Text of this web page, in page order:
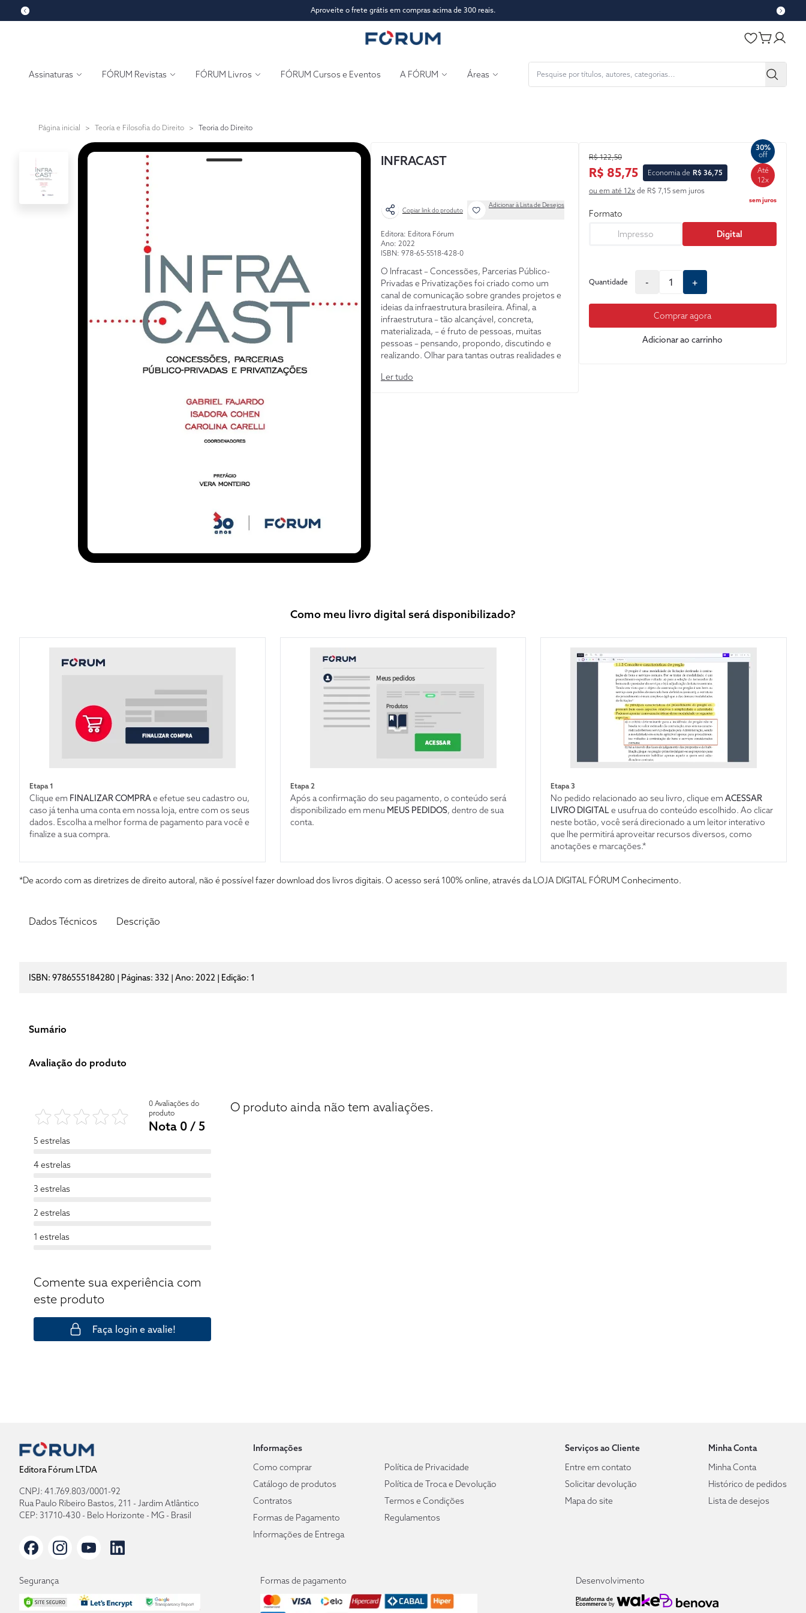
Aproveite o frete grátis em compras acima de 300 reais.
Assinaturas FÓRUM Revistas FÓRUM Livros FÓRUM Cursos e Eventos A FÓRUM Áreas
Página inicial > Teoría e Filosofia do Direito > Teoria do Direito
INFRACAST
Copiar link do produto
Adicionar à Lista de Desejos
Editora: Editora Fórum
Ano: 2022
ISBN: 978-65-5518-428-0
O Infracast – Concessões, Parcerias Público-
Privadas e Privatizações foi criado como um
canal de comunicação sobre grandes projetos e
ideias da infraestrutura brasileira. Afinal, a
infraestrutura – tão alcançável, concreta,
materializada, – é fruto de pessoas, muitas
pessoas – pensando, propondo, discutindo e
realizando. Olhar para tantas outras realidades e
perspectivas, com todas essas pessoas, é
Ler tudo
R$ 122,50
R$ 85,75 Economia de R$ 36,75
30%
off
Até
12x
sem juros
ou em até 12xde R$ 7,15 sem juros
Formato
Impresso
Digital
Quantidade - +
Comprar agora
Adicionar ao carrinho
Como meu livro digital será disponibilizado?
Etapa 1
Clique em FINALIZAR COMPRAe efetue seu cadastro ou,
caso já tenha uma conta em nossa loja, entre com os seus
dados. Escolha a melhor forma de pagamento para você e
finalize a sua compra.
Etapa 2
Após a confirmação do seu pagamento, o conteúdo será
disponibilizado em menu MEUS PEDIDOS, dentro de sua
conta.
Etapa 3
No pedido relacionado ao seu livro, clique emACESSAR
LIVRO DIGITALe usufrua do conteúdo escolhido. Ao clicar
neste botão, você será direcionado a um leitor interativo
que lhe permitirá aproveitar recursos diversos, como
anotações e marcações.*
*De acordo com as diretrizes de direito autoral, não é possível fazer download dos livros digitais. O acesso será 100% online, através da LOJA DIGITAL FÓRUM Conhecimento.
Dados Técnicos Descrição
ISBN: 9786555184280 | Páginas: 332 | Ano: 2022 | Edição: 1
Sumário
Avaliação do produto
0 Avaliações do
produto
Nota 0 / 5
5 estrelas
4 estrelas
3 estrelas
2 estrelas
1 estrelas
Comente sua experiência com
este produto
Faça login e avalie!
O produto ainda não tem avaliações.
Editora Fórum LTDA
CNPJ: 41.769.803/0001-92
Rua Paulo Ribeiro Bastos, 211 - Jardim Atlântico
CEP: 31710-430 - Belo Horizonte - MG - Brasil
Informações
Como comprar
Catálogo de produtos
Contratos
Formas de Pagamento
Informações de Entrega
Política de Privacidade
Política de Troca e Devolução
Termos e Condições
Regulamentos
Serviços ao Cliente
Entre em contato
Solicitar devolução
Mapa do site
Minha Conta
Minha Conta
Histórico de pedidos
Lista de desejos
Segurança Formas de pagamento Desenvolvimento